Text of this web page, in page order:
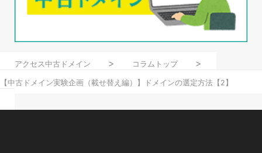
アクセス中古ドメイン コラムトップ
【中古ドメイン実験企画（載せ替え編）】ドメインの選定方法【2】